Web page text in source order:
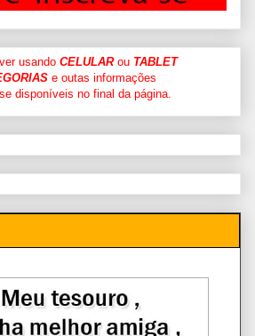
usando CELULARou TABLET
e outas informações
disponíveis no final da página.